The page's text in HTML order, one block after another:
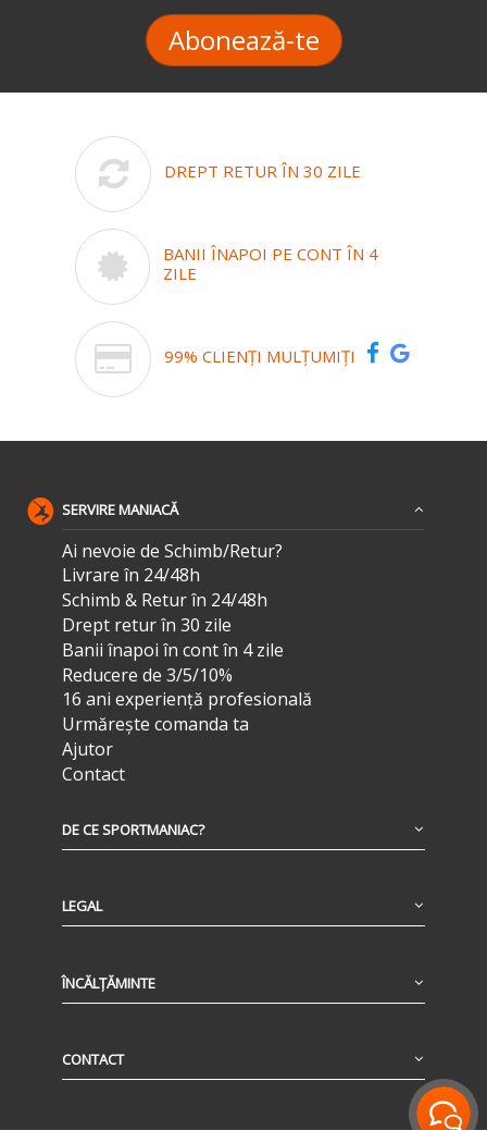
Abonează-te
DREPT RETUR ÎN 30 ZILE
BANII ÎNAPOI PE CONT ÎN 4
ZILE
99% CLIENȚI MULȚUMIȚI
SERVIRE MANIACĂ
Ai nevoie de Schimb/Retur?
Livrare în 24/48h
Schimb & Retur în 24/48h
Drept retur în 30 zile
Banii înapoi în cont în 4 zile
Reducere de 3/5/10%
16 ani experiență profesională
Urmărește comanda ta
Ajutor
Contact
DE CE SPORTMANIAC?
LEGAL
ÎNCĂLȚĂMINTE
CONTACT